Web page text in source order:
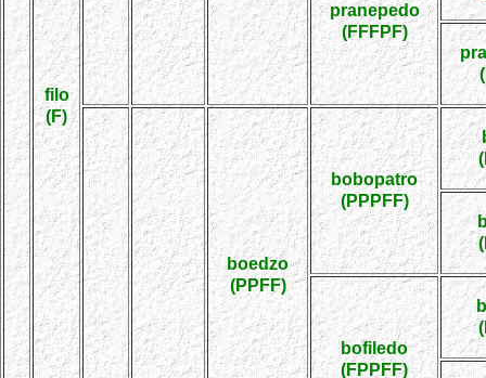
filo
(F)
pranepedo
(FFFPF)
boedzo
(PPFF)
bobopatro
(PPPFF)
bofiledo
(FPPFF)